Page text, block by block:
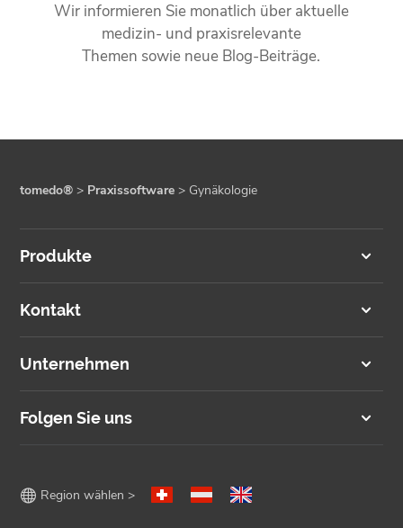
Wir informieren Sie monatlich über aktuelle
medizin- und praxisrelevante
Themen sowie neue Blog-Beiträge.
tomedo® > Praxissoftware > Gynäkologie
Produkte
Kontakt
Unternehmen
Folgen Sie uns
 Region wählen >